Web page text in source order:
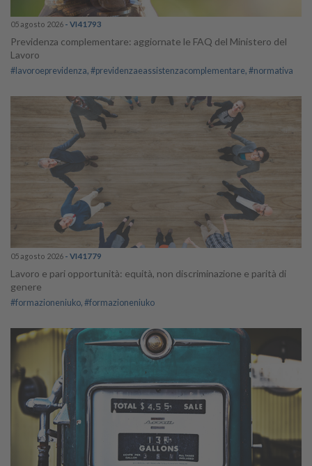
05 agosto 2026 - VI41793
Previdenza complementare: aggiornate le FAQ del Ministero del
Lavoro
#lavoroeprevidenza #previdenzaeassistenzacomplementare #normativa
05 agosto 2026 - VI41779
Lavoro e pari opportunità: equità, non discriminazione e parità di
genere
#formazioneniuko #formazioneniuko